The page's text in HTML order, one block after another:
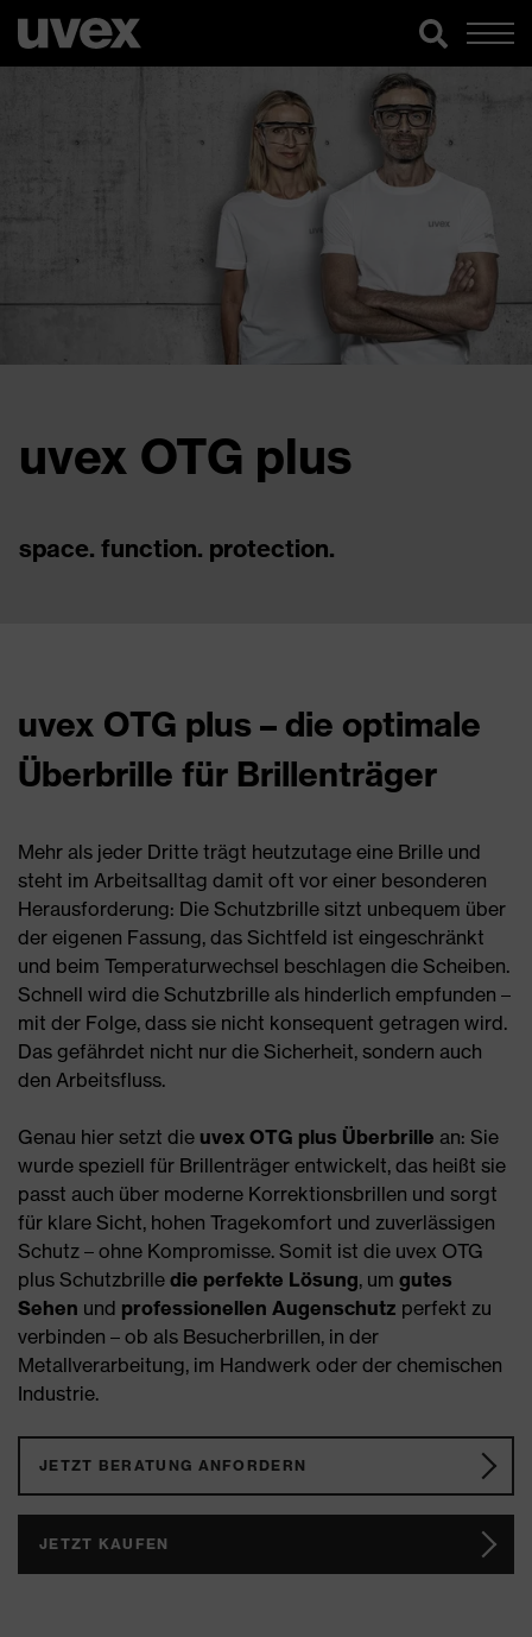
uvex OTG plus
space. function. protection.
uvex OTG plus – die optimale
Überbrille für Brillenträger
Mehr als jeder Dritte trägt heutzutage eine Brille und
steht im Arbeitsalltag damit oft vor einer besonderen
Herausforderung: Die Schutzbrille sitzt unbequem über
der eigenen Fassung, das Sichtfeld ist eingeschränkt
und beim Temperaturwechsel beschlagen die Scheiben.
Schnell wird die Schutzbrille als hinderlich empfunden –
mit der Folge, dass sie nicht konsequent getragen wird.
Das gefährdet nicht nur die Sicherheit, sondern auch
den Arbeitsfluss.
Genau hier setzt die uvex OTG plus Überbrille an: Sie
wurde speziell für Brillenträger entwickelt, das heißt sie
passt auch über moderne Korrektionsbrillen und sorgt
für klare Sicht, hohen Tragekomfort und zuverlässigen
Schutz – ohne Kompromisse. Somit ist die uvex OTG
plus Schutzbrille die perfekte Lösung, um gutes
Sehen und professionellen Augenschutz perfekt zu
verbinden – ob als Besucherbrillen, in der
Metallverarbeitung, im Handwerk oder der chemischen
Industrie.
JETZT BERATUNG ANFORDERN
JETZT KAUFEN